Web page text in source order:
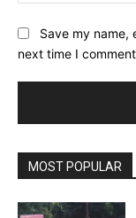
Save my name,
next time I
MOST POPULAR